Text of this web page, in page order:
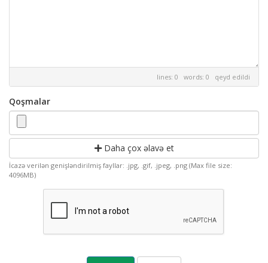
lines: 0 words: 0 qeyd edildi
Qoşmalar
Daha çox əlavə et
İcazə verilən genişləndirilmiş fayllar: .jpg, .gif, .jpeg, .png (Max file size:
4096MB)